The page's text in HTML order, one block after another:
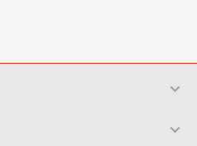

